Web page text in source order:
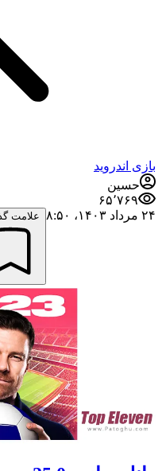
بازی اندروید
حسین
۶۵٬۷۶۹
۲۴ مرداد ۱۴۰۳،‏ ۸:۵۰
علامت